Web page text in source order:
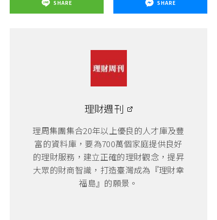
SHARE SHARE
理財週刊
理周集團集合20年以上優良的人才庫及豐
富的資料庫，要為700萬個家庭提供良好
的理財服務，建立正確的理財觀念，提昇
大眾的財商智識，打造臺灣成為『理財幸
福島』的願景。